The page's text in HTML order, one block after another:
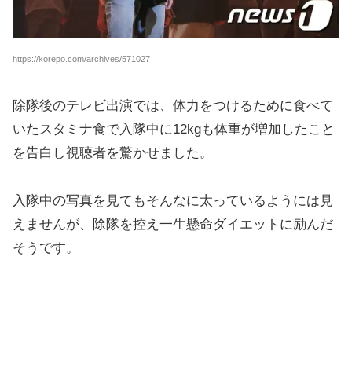
https://korepo.com/archives/571027
除隊後のテレビ出演では、体力をつけるために食べて
いたスタミナ食で入隊中に12kgも体重が増加したこと
を告白し視聴者を驚かせました。
入隊中の写真を見てもそんなに太っているようには見
えませんが、除隊を控え一生懸命ダイエットに励んだ
そうです。